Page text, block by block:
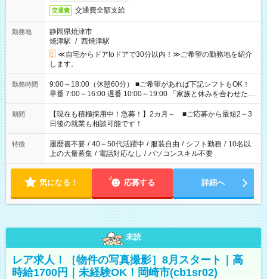
交通費 交通費全額支給
勤務地
静岡県焼津市
焼津駅 / 西焼津駅
≪自宅からドアtoドアで30分以内！≫ご希望の勤務地を紹介
します。
勤務時間
9:00～18:00（休憩60分） ■ご希望があれば下記シフトもOK！
早番 7:00～16:00 遅番 10:00～19:00 「家族と休みを合わせた
い」 「余裕を持って夕飯の準備がしたい」 「できれば残業はし
たくない」 など、ご希望を教えてくださいね。 ※Wワーク希望
の方へ 今ご覧のお仕事で希望する勤務時間と、もう1つのお仕事
の勤務時間。 合計で週40時間を超える場合は応募できません。
期間
【現在も積極採用中！急募！】2カ月～ ■ご応募から最短2～3
日後の就業も相談可能です！
特徴 履歴書不要 / 40～50代活躍中 / 服装自由 / シフト勤務 / 10名以
上の大量募集 / 電話対応なし / パソコンスキル不要
気になる！ 応募する 詳細へ
未読
レア求人！［物件の写真撮影］8月スタート｜高
時給1700円｜未経験OK！岡崎市(cb1sr02)